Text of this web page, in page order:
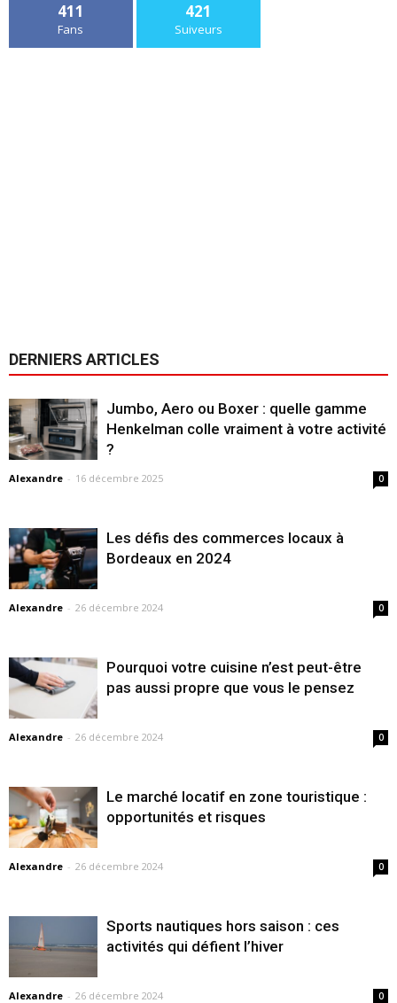
411
Fans
421
Suiveurs
DERNIERS ARTICLES
Jumbo, Aero ou Boxer : quelle gamme
Henkelman colle vraiment à votre activité
?
Alexandre - 16 décembre 2025 0
Les défis des commerces locaux à
Bordeaux en 2024
Alexandre - 26 décembre 2024 0
Pourquoi votre cuisine n’est peut-être
pas aussi propre que vous le pensez
Alexandre - 26 décembre 2024 0
Le marché locatif en zone touristique :
opportunités et risques
Alexandre - 26 décembre 2024 0
Sports nautiques hors saison : ces
activités qui défient l’hiver
Alexandre - 26 décembre 2024 0